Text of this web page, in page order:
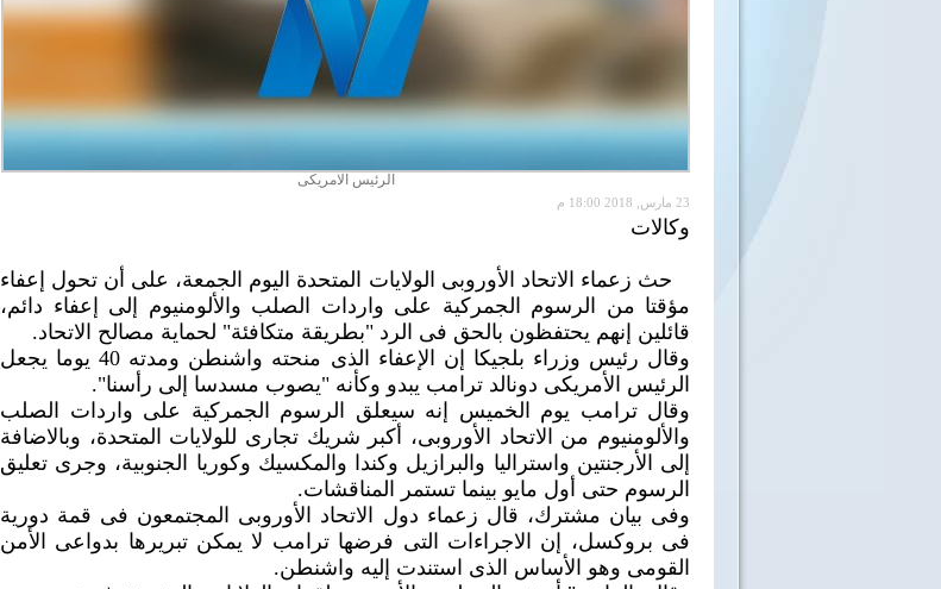
الرئيس الامريكى
23 مارس, 2018 18:00 م
وكالات
حث زعماء الاتحاد الأوروبى الولايات المتحدة اليوم الجمعة، على أن تحول إعفاء
مؤقتا من الرسوم الجمركية على واردات الصلب والألومنيوم إلى إعفاء دائم،
قائلين إنهم يحتفظون بالحق فى الرد "بطريقة متكافئة" لحماية مصالح الاتحاد.
وقال رئيس وزراء بلجيكا إن الإعفاء الذى منحته واشنطن ومدته 40 يوما يجعل
الرئيس الأمريكى دونالد ترامب يبدو وكأنه "يصوب مسدسا إلى رأسنا".
وقال ترامب يوم الخميس إنه سيعلق الرسوم الجمركية على واردات الصلب
والألومنيوم من الاتحاد الأوروبى، أكبر شريك تجارى للولايات المتحدة، وبالاضافة
إلى الأرجنتين واستراليا والبرازيل وكندا والمكسيك وكوريا الجنوبية، وجرى تعليق
الرسوم حتى أول مايو بينما تستمر المناقشات.
وفى بيان مشترك، قال زعماء دول الاتحاد الأوروبى المجتمعون فى قمة دورية
فى بروكسل، إن الاجراءات التى فرضها ترامب لا يمكن تبريرها بدواعى الأمن
القومى وهو الأساس الذى استندت إليه واشنطن.